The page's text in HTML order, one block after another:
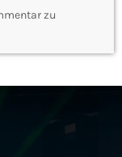
zu